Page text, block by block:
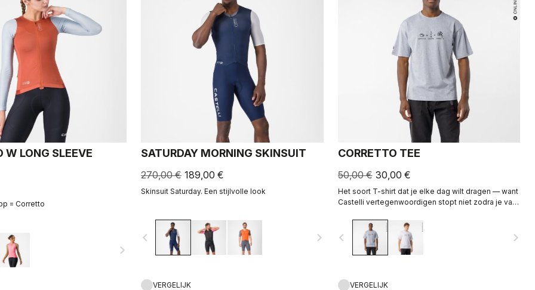
W LONG SLEEVE
= Corretto
navigate_next
SATURDAY MORNING SKINSUIT
270,00 € 189,00 €
Skinsuit Saturday. Een stijlvolle look
navigate_before navigate_next
VERGELIJK
CORRETTO TEE
50,00 € 30,00 €
Het soort T-shirt dat je elke dag wilt dragen — want
Castelli vertegenwoordigen stopt niet zodra je van
navigate_before navigate_next
VERGELIJK